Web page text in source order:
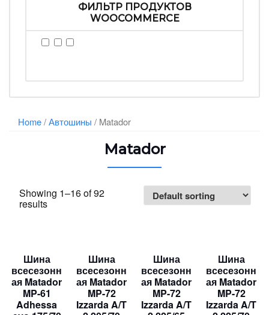
ФИЛЬТР ПРОДУКТОВ
WOOCOMMERCE
Home/Автошины / Matador
Matador
Showing 1–16 of 92
results
Шина
всесезонн
ая Matador
MP-61
Adhessa
Шина
всесезонн
ая Matador
MP-72
Izzarda A/T
Шина
всесезонн
ая Matador
MP-72
Izzarda A/T
Шина
всесезонн
ая Matador
MP-72
Izzarda A/T